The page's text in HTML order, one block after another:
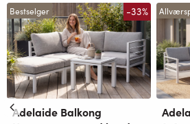
Bestselger -33%
Adelaide Balkong